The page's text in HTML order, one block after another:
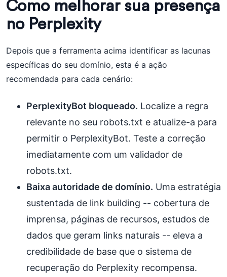
Como melhorar sua presença
no Perplexity
Depois que a ferramenta acima identificar as lacunas
específicas do seu domínio, esta é a ação
recomendada para cada cenário:
PerplexityBot bloqueado. Localize a regra
relevante no seu robots.txt e atualize-a para
permitir o PerplexityBot. Teste a correção
imediatamente com um validador de
robots.txt.
Baixa autoridade de domínio. Uma estratégia
sustentada de link building -- cobertura de
imprensa, páginas de recursos, estudos de
dados que geram links naturais -- eleva a
credibilidade de base que o sistema de
recuperação do Perplexity recompensa.